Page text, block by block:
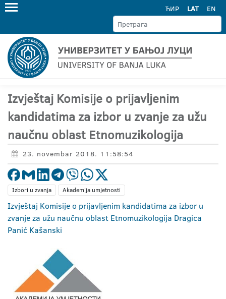
ЋИР LAT EN
Izvještaj Komisije o prijavljenim
kandidatima za izbor u zvanje za užu
naučnu oblast Etnomuzikologija
23. novembar 2018. 11:58:54
Izbori u zvanja Akademija umjetnosti
Izvještaj Komisije o prijavljenim kandidatima za izbor u
zvanje za užu naučnu oblast Etnomuzikologija Dragica
Panić Kašanski